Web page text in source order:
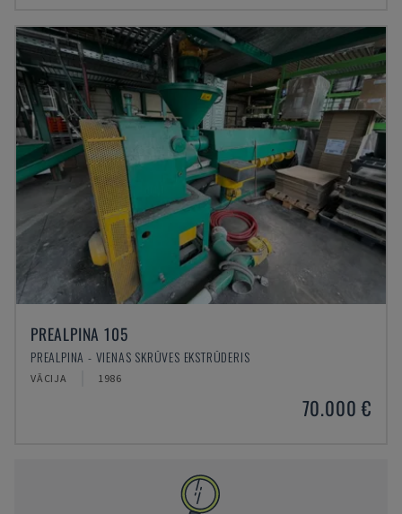
PREALPINA 105
PREALPINA - VIENAS SKRŪVES EKSTRŪDERIS
VĀCIJA 1986
70.000 €